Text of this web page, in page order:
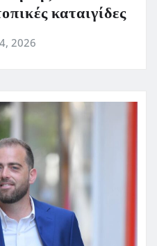
καταιγίδες
2026